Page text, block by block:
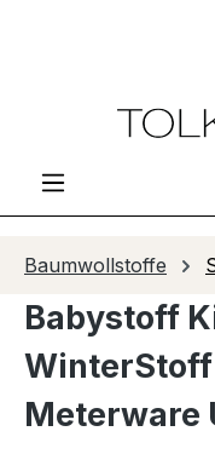
Zum Hauptinhalt
Baumwollstoffe
Babystoff
Meterware